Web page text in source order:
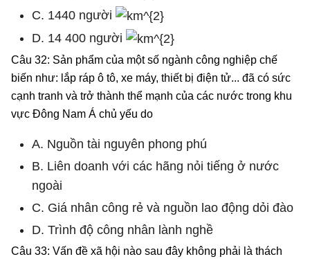
C. 1440 người
D. 14 400 người
Câu 32: Sản phẩm của một số ngành công nghiệp chế
biến như: lắp ráp ô tô, xe máy, thiết bị điện tử... đã có sức
cạnh tranh và trở thành thể mạnh của các nước trong khu
vực Đông Nam Á chủ yếu do
A. Nguồn tài nguyên phong phú
B. Liên doanh với các hãng nỏi tiếng ở nước
ngoài
C. Giá nhân công rẻ và nguồn lao động dỏi đào
D. Trình độ công nhân lành nghề
Câu 33: Vấn đề xã hội nào sau đây không phải là thách